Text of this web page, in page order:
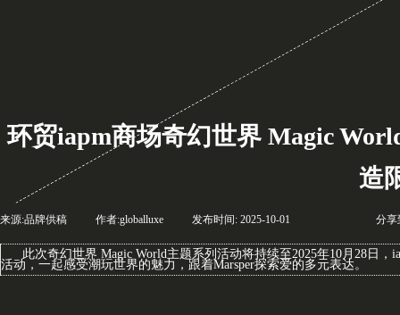
环贸iapm商场奇幻世界 Magic
造
来源:品牌供稿 作者:globalluxe 发布时间: 2025-10-01 分享
此次奇幻世界 Magic World主题系列活动将持续至2025年10月28日
活动，一起感受潮玩世界的魅力，跟着Marsper探索爱的多元表达。